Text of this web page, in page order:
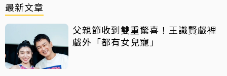
最新文章
父親節收到雙重驚喜！王識賢戲裡
戲外「都有女兒寵」